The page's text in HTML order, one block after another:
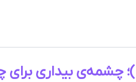
چشمه‌ی بیداری